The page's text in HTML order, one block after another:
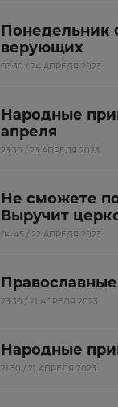
Понедельник
верующих
03:30 / 24 АПРЕЛЯ 2023
Народные
апреля
23:30 / 23 АПРЕЛЯ 2023
Не сможете
Выручит
04:45 / 22 АПРЕЛЯ 2023
23:30 / 21 АПРЕЛЯ 2023
Народные
21:30 / 21 АПРЕЛЯ 2023